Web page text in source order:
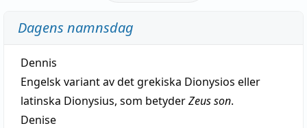
Dagens namnsdag
Dennis
Engelsk variant av det grekiska Dionysios eller
latinska Dionysius, som betyderZeus son.
Denise